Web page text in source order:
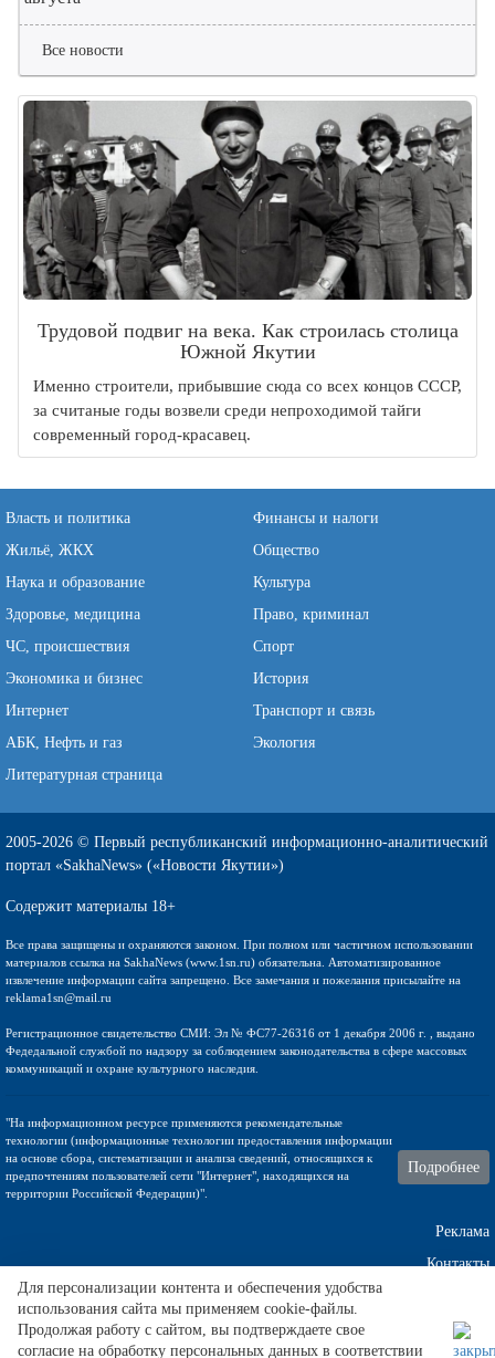
Все новости
Трудовой подвиг на века. Как строилась столица
Южной Якутии
Именно строители, прибывшие сюда со всех концов СССР,
за считаные годы возвели среди непроходимой тайги
современный город-красавец.
Власть и политика
Финансы и налоги
Жильё, ЖКХ
Общество
Наука и образование
Культура
Здоровье, медицина
Право, криминал
ЧС, происшествия
Спорт
Экономика и бизнес
История
Интернет
Транспорт и связь
АБК, Нефть и газ
Экология
Литературная страница
2005-2026 © Первый республиканский информационно-аналитический
портал «SakhaNews» («Новости Якутии»)
Содержит материалы 18+
Все права защищены и охраняются законом. При полном или частичном использовании
материалов ссылка на SakhaNews (www.1sn.ru) обязательна. Автоматизированное
извлечение информации сайта запрещено. Все замечания и пожелания присылайте на
reklama1sn@mail.ru
Регистрационное свидетельство СМИ: Эл № ФС77-26316 от 1 декабря 2006 г. , выдано
Федедальной службой по надзору за соблюдением законодательства в сфере массовых
коммуникаций и охране культурного наследия.
"На информационном ресурсе применяются рекомендательные
технологии (информационные технологии предоставления информации
на основе сбора, систематизации и анализа сведений, относящихся к
предпочтениям пользователей сети "Интернет", находящихся на
территории Российской Федерации)".
Подробнее
Реклама
Контакты
Техническа поддержка
Для персонализации контента и обеспечения удобства
использования сайта мы применяем cookie-файлы.
Продолжая работу с сайтом, вы подтверждаете свое
согласие на обработку персональных данных в соответствии